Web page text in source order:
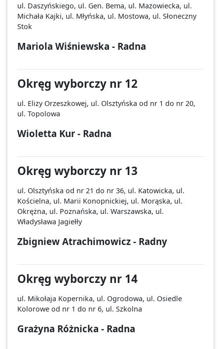
ul. Daszyńskiego, ul. Gen. Bema, ul. Mazowiecka, ul.
Michała Kajki, ul. Młyńska, ul. Mostowa, ul. Słoneczny
Stok
Mariola Wiśniewska - Radna
Okręg wyborczy nr 12
ul. Elizy Orzeszkowej, ul. Olsztyńska od nr 1 do nr 20,
ul. Topolowa
Wioletta Kur - Radna
Okręg wyborczy nr 13
ul. Olsztyńska od nr 21 do nr 36, ul. Katowicka, ul.
Kościelna, ul. Marii Konopnickiej, ul. Morąska, ul.
Okrężna, ul. Poznańska, ul. Warszawska, ul.
Władysława Jagiełły
Zbigniew Atrachimowicz - Radny
Okręg wyborczy nr 14
ul. Mikołaja Kopernika, ul. Ogrodowa, ul. Osiedle
Kolorowe od nr 1 do nr 6, ul. Szkolna
Grażyna Różnicka - Radna